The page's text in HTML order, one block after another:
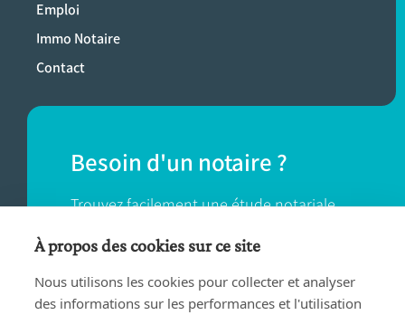
Emploi
Immo Notaire
Contact
Besoin d'un notaire ?
Trouvez facilement une étude notariale
près de chez vous.
TROUVER UN NOTAIRE
À propos des cookies sur ce site
Nous utilisons les cookies pour collecter et analyser
des informations sur les performances et l'utilisation